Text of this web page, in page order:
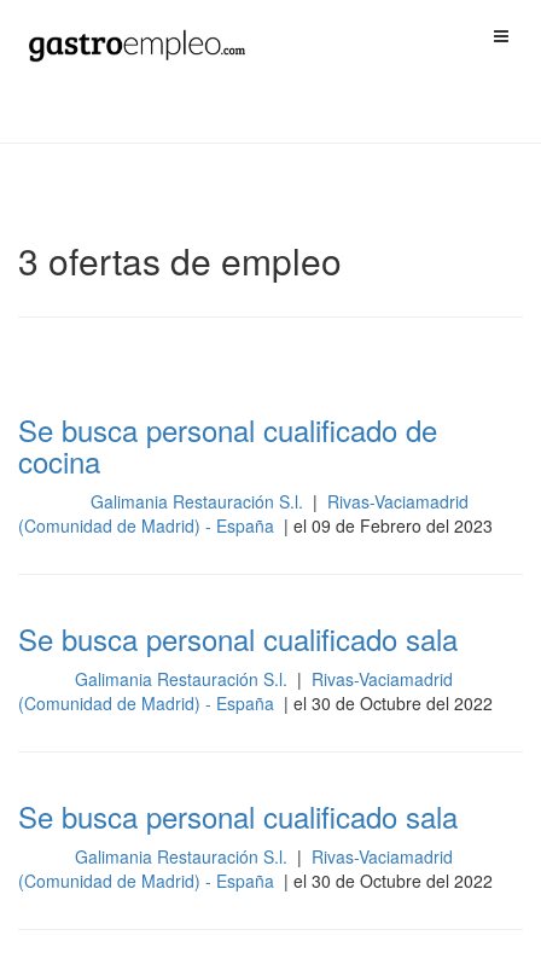
3 ofertas de empleo
Se busca personal cualificado de
cocina
Galimania Restauración S.l. | Rivas-Vaciamadrid
(Comunidad de Madrid) - España | el 09 de Febrero del 2023
Se busca personal cualificado sala
Galimania Restauración S.l. | Rivas-Vaciamadrid
(Comunidad de Madrid) - España | el 30 de Octubre del 2022
Se busca personal cualificado sala
Galimania Restauración S.l. | Rivas-Vaciamadrid
(Comunidad de Madrid) - España | el 30 de Octubre del 2022